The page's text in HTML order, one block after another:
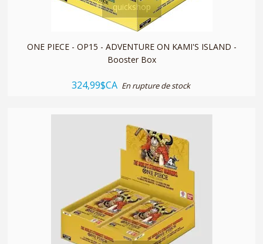
quickshop
ONE PIECE - OP15 - ADVENTURE ON KAMI'S ISLAND -
Booster Box
324,99$CA En rupture de stock